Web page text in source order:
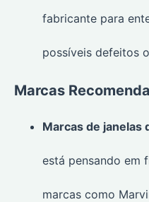
fabricante para
possíveis defeitos
Marcas
Marcas de janelas
está pensando em
marcas como